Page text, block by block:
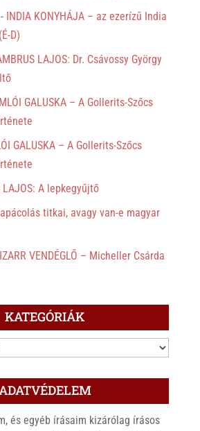
INDIA KONYHÁJA – az ezerízű India
D)
LAJOS: Dr. Csávossy György
GALUSKA – A Gollerits-Szőcs
GALUSKA – A Gollerits-Szőcs
LAJOS: A lepkegyűjtő
titkai, avagy van-e magyar
VENDÉGLŐ – Micheller Csárda
KATEGÓRIÁK
és egyéb írásaim kizárólag írásos